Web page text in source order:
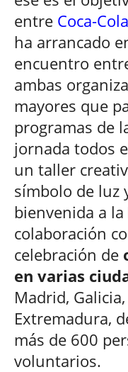
entre Coca-Cola
ha arrancado
encuentro
ambas
mayores que
programas de
jornada todos
un taller
símbolo de luz
bienvenida a la
colaboración
celebración de
en varias
Madrid,
Extremadura,
más de 600
voluntarios.